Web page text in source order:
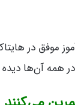
موفق در
همه آن‌ها